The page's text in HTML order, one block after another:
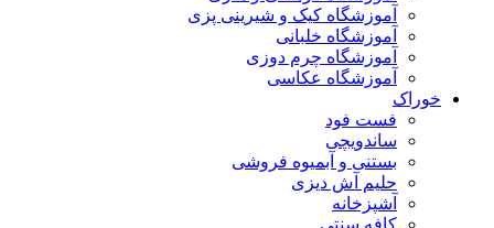
آموزشگاه کیک و شیرینی پزی
آموزشگاه خلبانی
آموزشگاه چرم دوزی
آموزشگاه عکاسی
خوراک
فست فود
ساندویچی
بستنی و آبمیوه فروشی
حلیم آش دیزی
آشپزخانه